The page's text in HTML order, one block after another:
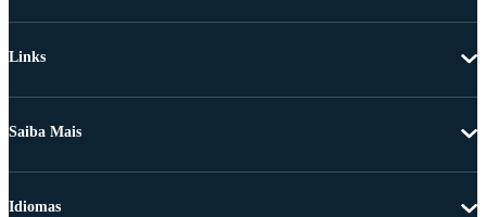
Links
Saiba Mais
Idiomas